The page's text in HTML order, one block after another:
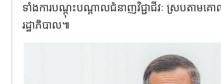
ទាំងការបណ្តុះបណ្តាលជំនាញវិជ្ជាជីវៈ ស្របតាម
រដ្ឋាភិបាល៕